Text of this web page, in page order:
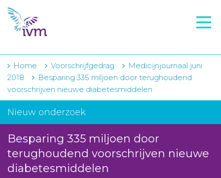
VMI
FTO voorbereiding
IVM-academie
Zorginstellingen
Projecten
Over IVM
Actueel
Home Voorschrijfgedrag
Medicijnjournaal juni
2018
Besparing 335 miljoen door terughoudend
voorschrijven nieuwe diabetesmiddelen
Nieuw onderzoek
Besparing 335 miljoen door
terughoudend voorschrijven nieuwe
diabetesmiddelen